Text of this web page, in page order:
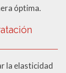
óptima.
la elasticidad